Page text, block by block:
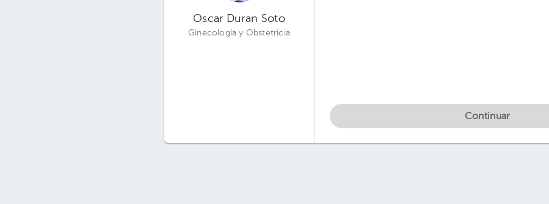
Oscar Duran Soto
Ginecología y Obstetricia
Continuar